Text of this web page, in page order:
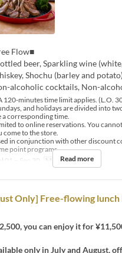
Flow■
beer, Sparkling wine
Shochu (barley and
alcoholic cocktails, Non-
120-minutes time limit applies. (L.O.
and holidays are divided into
a corresponding time.
to online reservations. You
come to the store.
in conjunction with other discount
point programs.
01 ~ Sep 30 Meals Dinner
Read more
Only] Free-flowing
you can enjoy it for
only in July and August,